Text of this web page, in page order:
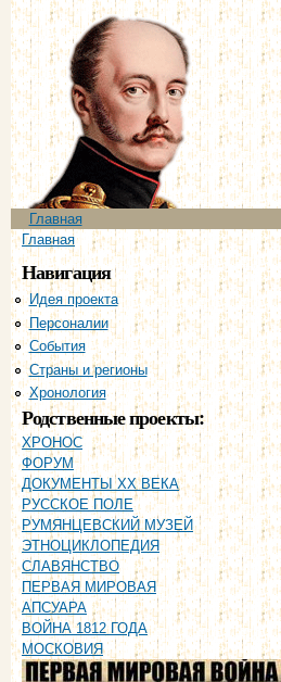
Главное меню
Главная
Вы здесь
Главная
Навигация
Идея проекта
Персоналии
События
Страны и регионы
Хронология
Родственные проекты:
ХРОНОС
ФОРУМ
ДОКУМЕНТЫ XX ВЕКА
РУССКОЕ ПОЛЕ
РУМЯНЦЕВСКИЙ МУЗЕЙ
ЭТНОЦИКЛОПЕДИЯ
СЛАВЯНСТВО
ПЕРВАЯ МИРОВАЯ
АПСУАРА
ВОЙНА 1812 ГОДА
МОСКОВИЯ